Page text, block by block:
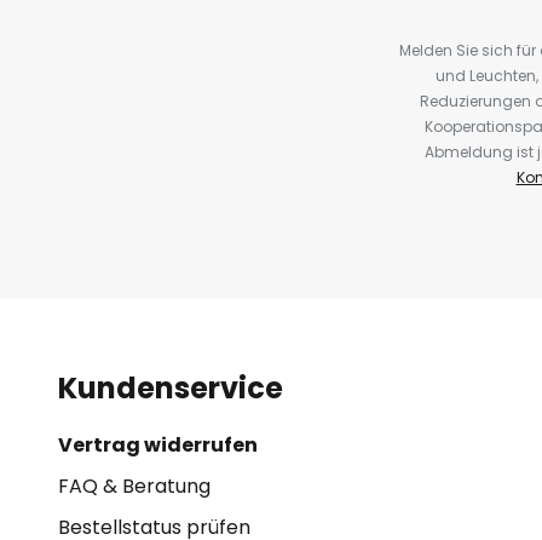
Melden Sie sich
und
Reduzierungen
Abmeldung ist
Kundenservice
Vertrag widerrufen
FAQ & Beratung
Bestellstatus prüfen